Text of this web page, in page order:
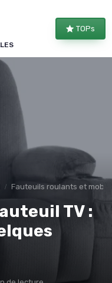
TOPs
Fauteuils roulants et
TV :